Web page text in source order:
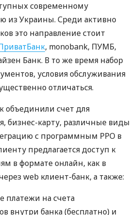
современному
из Украины. Среди активно
это направление стоит
, monobank, ПУМБ,
Банк. В то же время набор
условия обслуживания
отличаться.
объединили счет для
бизнес-карту, различные виды
с программным РРО в
предлагается доступ к
в формате онлайн, как в
web клиент-банк, а также:
платежи на счета
внутри банка (бесплатно) и